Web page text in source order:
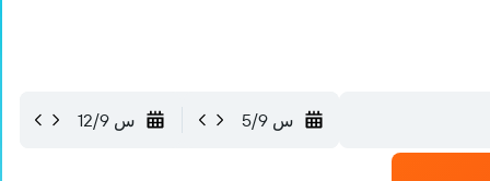
س 5/9 س 12/9